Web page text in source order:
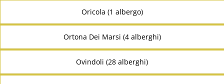
Oricola (1 albergo)
Ortona Dei Marsi (4 alberghi)
Ovindoli (28 alberghi)